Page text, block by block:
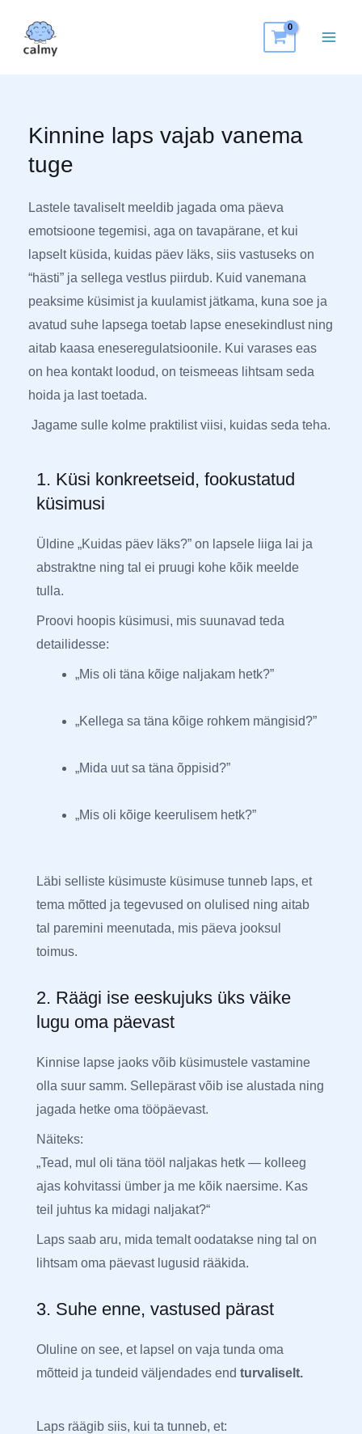
Kinnine laps vajab vanema
tuge
Lastele tavaliselt meeldib jagada oma päeva
emotsioone tegemisi, aga on tavapärane, et kui
lapselt küsida, kuidas päev läks, siis vastuseks on
“hästi” ja sellega vestlus piirdub. Kuid vanemana
peaksime küsimist ja kuulamist jätkama, kuna soe ja
avatud suhe lapsega toetab lapse enesekindlust ning
aitab kaasa eneseregulatsioonile. Kui varases eas
on hea kontakt loodud, on teismeeas lihtsam seda
hoida ja last toetada.
Jagame sulle kolme praktilist viisi, kuidas seda teha.
1. Küsi konkreetseid, fookustatud
küsimusi
Üldine „Kuidas päev läks?” on lapsele liiga lai ja
abstraktne ning tal ei pruugi kohe kõik meelde
tulla.
Proovi hoopis küsimusi, mis suunavad teda
detailidesse:
„Mis oli täna kõige naljakam hetk?”
„Kellega sa täna kõige rohkem mängisid?”
„Mida uut sa täna õppisid?”
„Mis oli kõige keerulisem hetk?”
Läbi selliste küsimuste küsimuse tunneb laps, et
tema mõtted ja tegevused on olulised ning aitab
tal paremini meenutada, mis päeva jooksul
toimus.
2. Räägi ise eeskujuks üks väike
lugu oma päevast
Kinnise lapse jaoks võib küsimustele vastamine
olla suur samm. Sellepärast võib ise alustada ning
jagada hetke oma tööpäevast.
Näiteks:
„Tead, mul oli täna tööl naljakas hetk — kolleeg
ajas kohvitassi ümber ja me kõik naersime. Kas
teil juhtus ka midagi naljakat?“
Laps saab aru, mida temalt oodatakse ning tal on
lihtsam oma päevast lugusid rääkida.
3. Suhe enne, vastused pärast
Oluline on see, et lapsel on vaja tunda oma
mõtteid ja tundeid väljendades end turvaliselt.
Laps räägib siis, kui ta tunneb, et: